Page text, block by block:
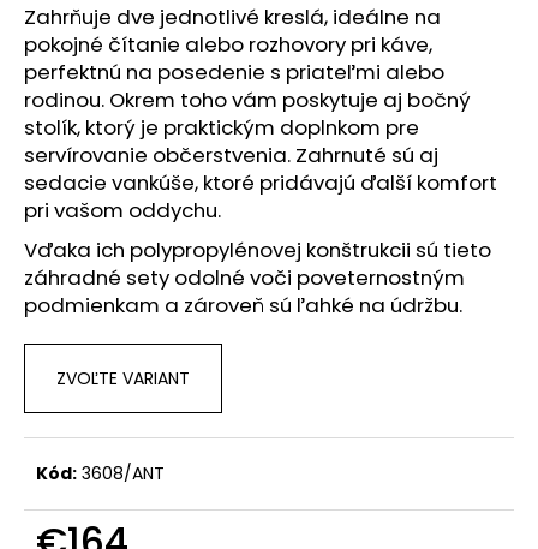
Zahrňuje dve jednotlivé kreslá, ideálne na
pokojné čítanie alebo rozhovory pri káve,
perfektnú na posedenie s priateľmi alebo
rodinou. Okrem toho vám poskytuje aj bočný
stolík, ktorý je praktickým doplnkom pre
servírovanie občerstvenia. Zahrnuté sú aj
sedacie vankúše, ktoré pridávajú ďalší komfort
pri vašom oddychu.
Vďaka ich polypropylénovej konštrukcii sú tieto
záhradné sety odolné voči poveternostným
podmienkam a zároveň sú ľahké na údržbu.
ZVOĽTE VARIANT
Kód: 3608/ANT
O
d
p
o
r
ú
č
a
m
e